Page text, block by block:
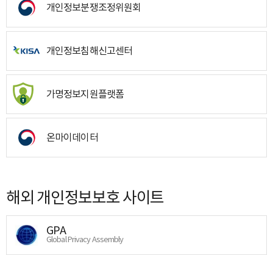
개인정보분쟁조정위원회
개인정보침해신고센터
가명정보지원플랫폼
온마이데이터
해외 개인정보보호 사이트
GPA
Global Privacy Assembly